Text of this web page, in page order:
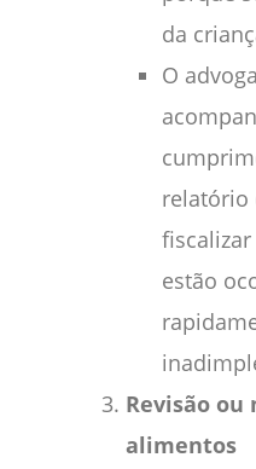
da
O
relatório
estão
Revisão ou
alimentos